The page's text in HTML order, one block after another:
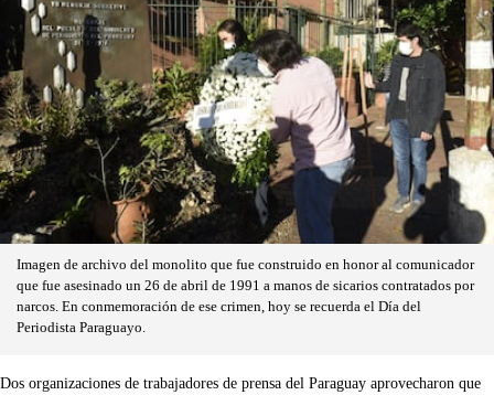
Imagen de archivo del monolito que fue construido en honor al comunicador
que fue asesinado un 26 de abril de 1991 a manos de sicarios contratados por
narcos. En conmemoración de ese crimen, hoy se recuerda el Día del
Periodista Paraguayo.
Dos organizaciones de trabajadores de prensa del Paraguay aprovecharon que